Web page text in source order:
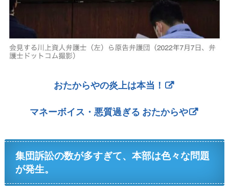
おたからやの炎上は本当！
マネーボイス・悪質過ぎる おたからや
集団訴訟の数が多すぎて、本部は色々な問題
が発生。